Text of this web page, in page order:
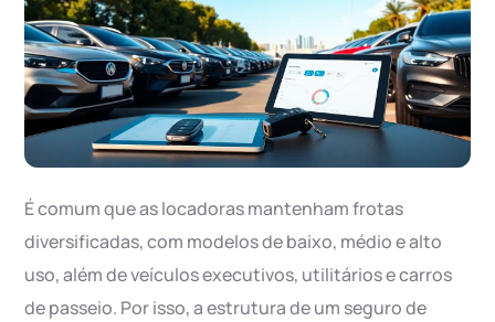
É comum que as locadoras mantenham frotas
diversificadas, com modelos de baixo, médio e alto
uso, além de veículos executivos, utilitários e carros
de passeio. Por isso, a estrutura de um seguro de